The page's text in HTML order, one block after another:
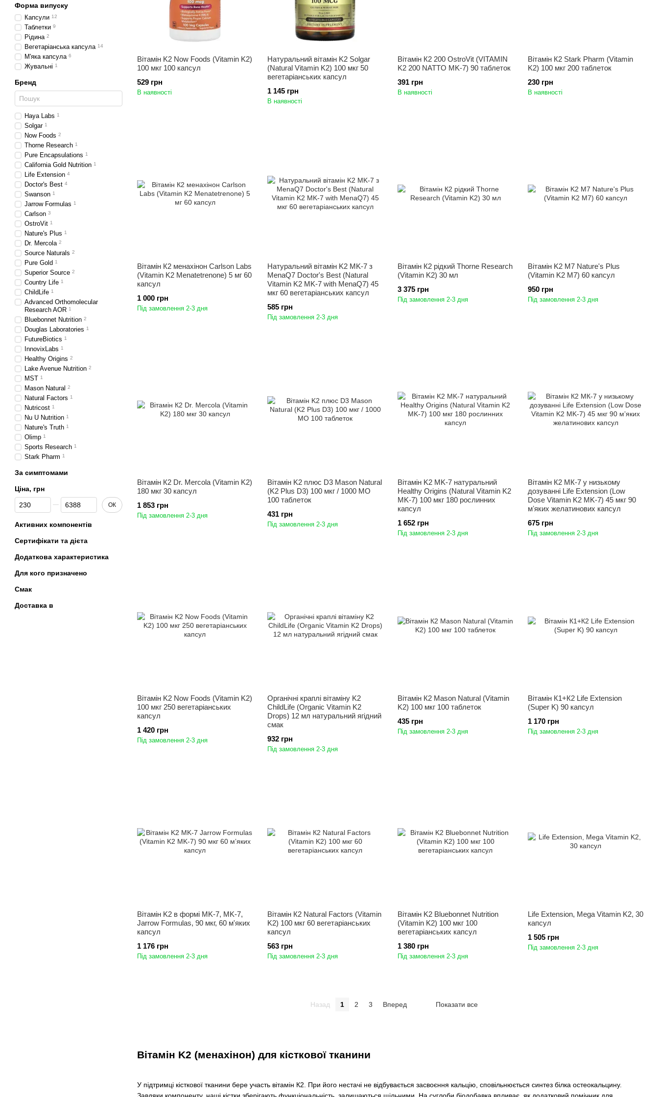
Вітамін K2 (менахінон) для кісткової тканини
У підтримці кісткової тканини бере участь вітамін К2. При його нестачі не відбувається засвоєння кальцію, сповільнюється синтез білка остеокальцину.
Вітамін K2 Now Foods (Vitamin K2)
100 мкг 100 капсул
529 грн
В наявності
Натуральний вітамін K2 Solgar
(Natural Vitamin K2) 100 мкг 50
вегетаріанських капсул
1 145 грн
В наявності
Вітамін К2 200 OstroVit (VITAMIN
K2 200 NATTO MK-7) 90 таблеток
391 грн
В наявності
Вітамін К2 Stark Pharm (Vitamin
K2) 100 мкг 200 таблеток
230 грн
В наявності
Вітамін К2 менахінон Carlson Labs
(Vitamin K2 Menatetrenone) 5 мг 60
капсул
1 000 грн
Під замовлення 2-3 дня
Натуральний вітамін K2 MK-7 з
MenaQ7 Doctor's Best (Natural
Vitamin K2 MK-7 with MenaQ7) 45
мкг 60 вегетаріанських капсул
585 грн
Під замовлення 2-3 дня
Вітамін К2 рідкий Thorne Research
(Vitamin K2) 30 мл
3 375 грн
Під замовлення 2-3 дня
Вітамін K2 M7 Nature's Plus
(Vitamin K2 M7) 60 капсул
950 грн
Під замовлення 2-3 дня
Вітамін К2 Dr. Mercola (Vitamin K2)
180 мкг 30 капсул
1 853 грн
Під замовлення 2-3 дня
Вітамін K2 плюс D3 Mason Natural
(K2 Plus D3) 100 мкг / 1000 МО
100 таблеток
431 грн
Під замовлення 2-3 дня
Вітамін K2 MK-7 натуральний
Healthy Origins (Natural Vitamin K2
MK-7) 100 мкг 180 рослинних
капсул
1 652 грн
Під замовлення 2-3 дня
Вітамін К2 МК-7 у низькому
дозуванні Life Extension (Low
Dose Vitamin K2 MK-7) 45 мкг 90
мʼяких желатинових капсул
675 грн
Під замовлення 2-3 дня
Вітамін K2 Now Foods (Vitamin K2)
100 мкг 250 вегетаріанських
капсул
1 420 грн
Під замовлення 2-3 дня
Органічні краплі вітаміну K2
ChildLife (Organic Vitamin K2
Drops) 12 мл натуральний ягідний
смак
932 грн
Під замовлення 2-3 дня
Вітамін К2 Mason Natural (Vitamin
K2) 100 мкг 100 таблеток
435 грн
Під замовлення 2-3 дня
Вітамін К1+К2 Life Extension
(Super K) 90 капсул
1 170 грн
Під замовлення 2-3 дня
Вітамін K2 в формі MK-7, MK-7,
Jarrow Formulas, 90 мкг, 60 м'яких
капсул
1 176 грн
Під замовлення 2-3 дня
Вітамін К2 Natural Factors (Vitamin
K2) 100 мкг 60 вегетаріанських
капсул
563 грн
Під замовлення 2-3 дня
Вітамін K2 Bluebonnet Nutrition
(Vitamin K2) 100 мкг 100
вегетаріанських капсул
1 380 грн
Під замовлення 2-3 дня
Life Extension, Mega Vitamin K2, 30
капсул
1 505 грн
Під замовлення 2-3 дня
Назад 1 2 3 Вперед Показати все
Форма випуску
Капсули 12
Таблетки 9
Рідина 2
Вегетаріанська капсула 14
М'яка капсула 6
Жувальні 1
Бренд
Haya Labs 1
Solgar 1
Now Foods 2
Thorne Research 1
Pure Encapsulations 1
California Gold Nutrition 1
Life Extension 4
Doctor's Best 4
Swanson 1
Jarrow Formulas 1
Carlson 3
OstroVit 1
Nature's Plus 1
Dr. Mercola 2
Source Naturals 2
Pure Gold 1
Superior Source 2
Country Life 1
ChildLife 1
Advanced Orthomolecular
Research AOR 1
Bluebonnet Nutrition 2
Douglas Laboratories 1
FutureBiotics 1
InnovixLabs 1
Healthy Origins 2
Lake Avenue Nutrition 2
MST 1
Mason Natural 2
Natural Factors 1
Nutricost 1
Nu U Nutrition 1
Nature's Truth 1
Olimp 1
Sports Research 1
Stark Pharm 1
За симптомами
Ціна, грн
Від Ціна, грн
До Ціна, грн ОК
Активних компонентів
Сертифікати та дієта
Додаткова характеристика
Для кого призначено
Смак
Доставка в